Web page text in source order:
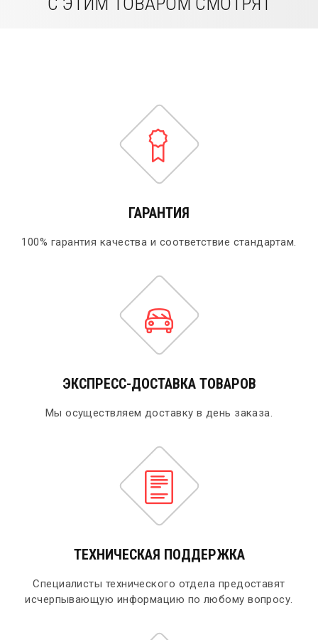
ГАРАНТИЯ
100% гарантия качества и соответствие стандартам.
ЭКСПРЕСС-ДОСТАВКА ТОВАРОВ
Мы осуществляем доставку в день заказа.
ТЕХНИЧЕСКАЯ ПОДДЕРЖКА
Специалисты технического отдела предоставят
исчерпывающую информацию по любому вопросу.